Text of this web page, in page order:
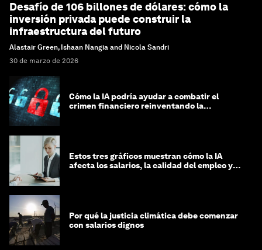
Desafío de 106 billones de dólares: cómo la
inversión privada puede construir la
infraestructura del futuro
Alastair Green, Ishaan Nangia and Nicola Sandri
30 de marzo de 2026
Cómo la IA podría ayudar a combatir el
crimen financiero reinventando la
Estos tres gráficos muestran cómo la IA
afecta los salarios, la calidad del empleo y
Por qué la justicia climática debe comenzar
con salarios dignos